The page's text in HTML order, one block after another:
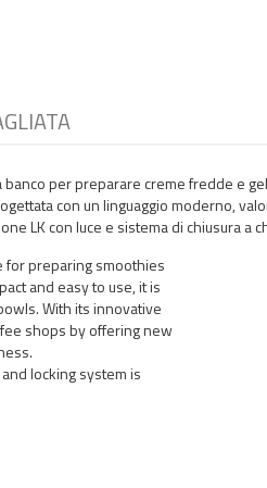
per preparare creme fredde e
con un linguaggio moderno,
LK con luce e sistema di chiusura a
for preparing smoothies
and easy to use, it is
With its innovative
shops by offering new
locking system is